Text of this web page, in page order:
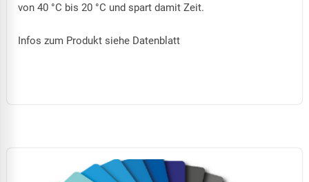
von 40 °C bis 20 °C und spart damit Zeit.
Infos zum Produkt siehe Datenblatt